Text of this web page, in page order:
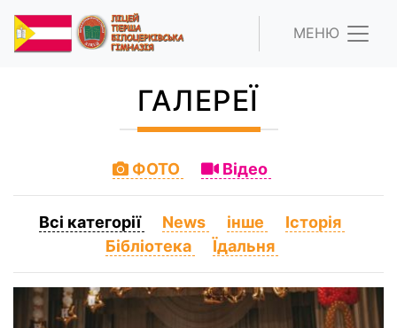
МЕНЮ
ГАЛЕРЕЇ
ФОТО Відео
Всі категорії News інше
Історія
Бібліотека
Їдальня